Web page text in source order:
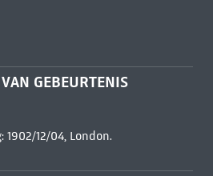
GEBEURTENIS
12/04, London.